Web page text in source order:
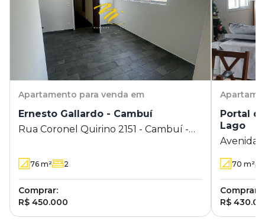
Apartamento para venda em
Ernesto Gallardo - Cambuí
Rua Coronel Quirino 2151 - Cambuí -
76 m² 2
Comprar:
R$ 450.000
Portal
Lago
Avenida
Silva
70 m²
Comprar:
R$